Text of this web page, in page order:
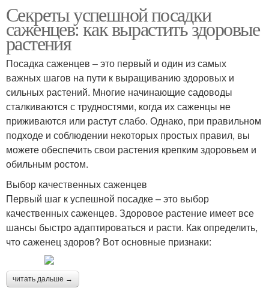
Секреты успешной посадки
саженцев: как вырастить здоровые
растения
Посадка саженцев – это первый и один из самых
важных шагов на пути к выращиванию здоровых и
сильных растений. Многие начинающие садоводы
сталкиваются с трудностями, когда их саженцы не
приживаются или растут слабо. Однако, при правильном
подходе и соблюдении некоторых простых правил, вы
можете обеспечить свои растения крепким здоровьем и
обильным ростом.
Выбор качественных саженцев
Первый шаг к успешной посадке – это выбор
качественных саженцев. Здоровое растение имеет все
шансы быстро адаптироваться и расти. Как определить,
что саженец здоров? Вот основные признаки:
читать дальше →